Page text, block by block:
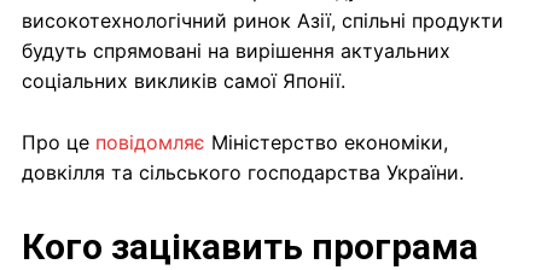
високотехнологічний ринок Азії, спільні продукти
будуть спрямовані на вирішення актуальних
соціальних викликів самої Японії.
Про це повідомляє Міністерство економіки,
довкілля та сільського господарства України.
Кого зацікавить програма